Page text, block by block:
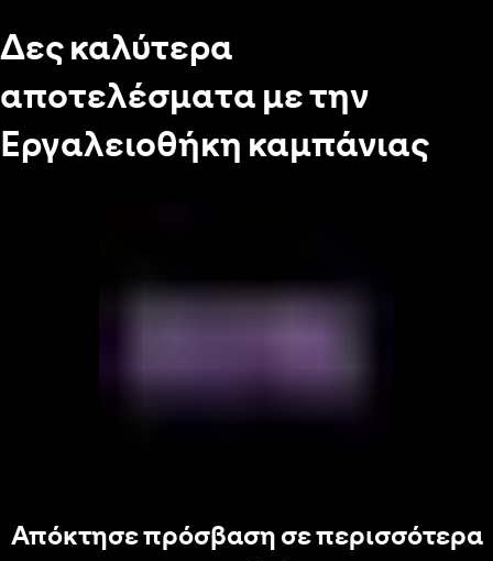
Δες καλύτερα
αποτελέσματα με την
Εργαλειοθήκη καμπάνιας
Απόκτησε πρόσβαση σε περισσότερα